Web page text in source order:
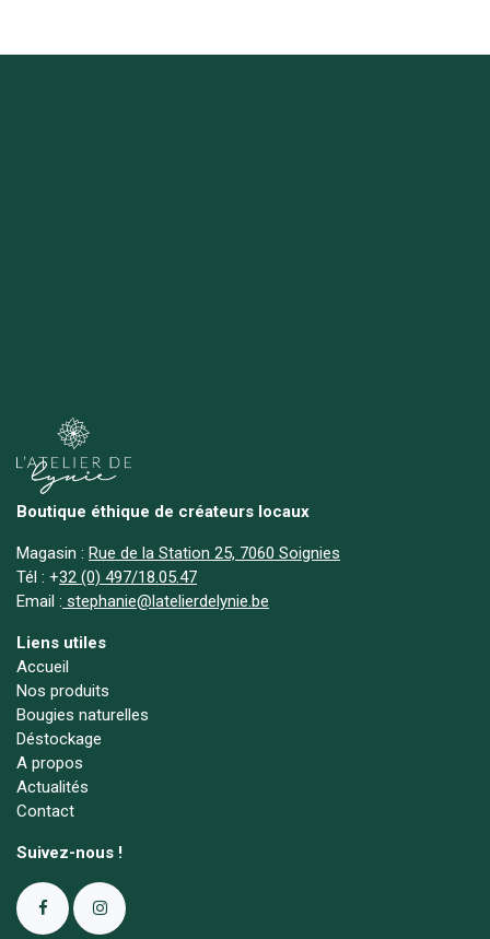
Boutique éthique de créateurs locaux
Magasin : Rue de la Station 25, 7060 Soignies
Tél : +32 (0) 497/18.05.47
Email : stephanie@latelierdelynie.be
Liens utiles
Accueil
Nos produits
Bougies naturelles
Déstockage
A propos
Actualités
Contact
Suivez-nous !